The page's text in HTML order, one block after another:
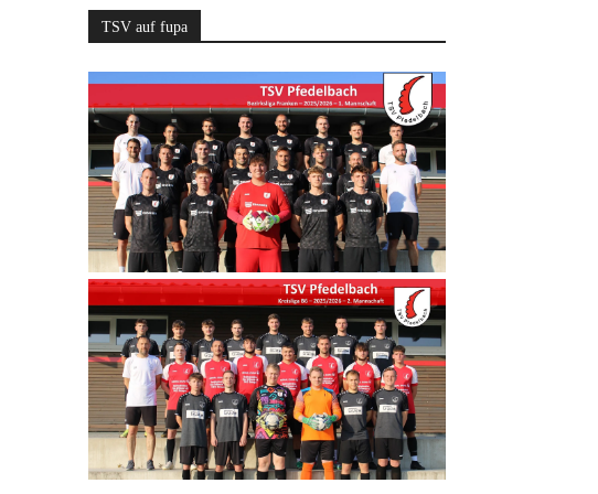
TSV auf fupa